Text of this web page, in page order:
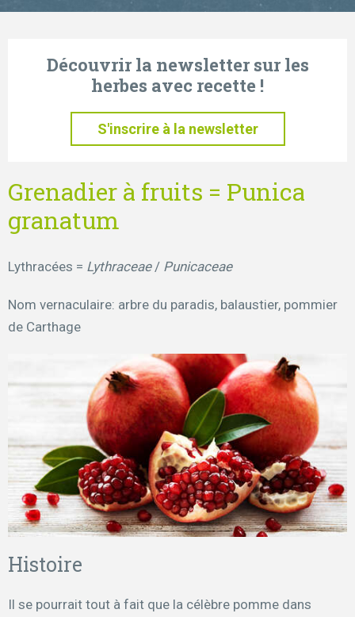
Découvrir la newsletter sur les
herbes avec recette !
S'inscrire à la newsletter
Grenadier à fruits = Punica
granatum
Lythracées = Lythraceae/ Punicaceae
Nom vernaculaire: arbre du paradis, balaustier, pommier
de Carthage
Histoire
Il se pourrait tout à fait que la célèbre pomme dans